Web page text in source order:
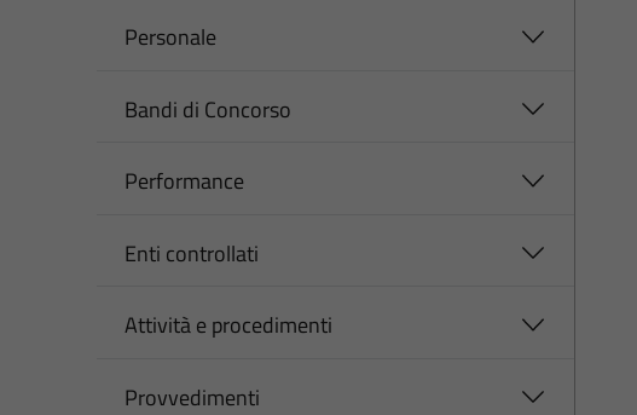
Personale
Bandi di Concorso
Performance
Enti controllati
Attività e procedimenti
Provvedimenti